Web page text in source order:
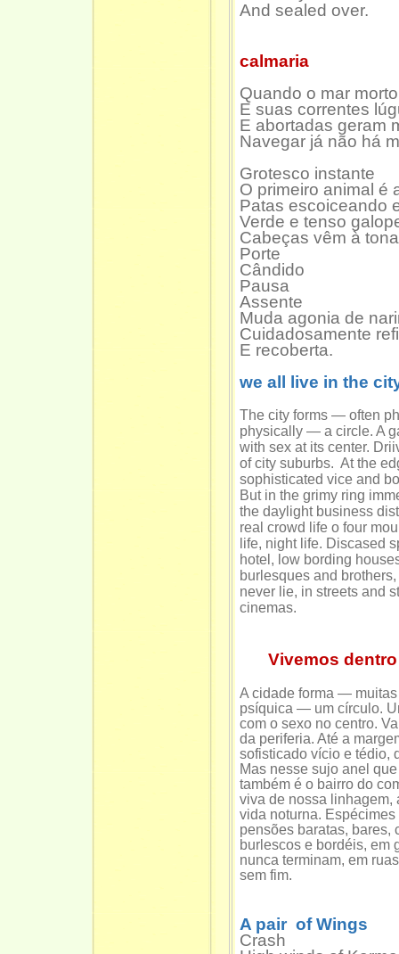
And sealed over.
calmaria
Quando o mar
E suas correntes
E abortadas geram
Navegar já não há
Grotesco instante
O primeiro animal é
Patas escoiceando
Verde e tenso
Cabeças vêm à tona
Porte
Cândido
Pausa
Assente
Muda agonia de
Cuidadosamente
E recoberta.
we all live in the
The city forms — often
physically — a circle. A
with sex at its center.
of city suburbs. At the
sophisticated vice and
But in the grimy ring
the daylight business
real crowd life o four
life, night life. Discased
hotel, low bording
burlesques and
never lie, in streets and
cinemas.
Vivemos
A cidade forma —
psíquica — um círculo.
com o sexo no centro.
da periferia. Até a
sofisticado vício e tédio,
Mas nesse sujo anel
também é o bairro do
viva de nossa linhagem,
vida noturna.
pensões baratas, bares,
burlescos e bordéis, em
nunca terminam, em
sem fim.
A pair of Wings
Crash